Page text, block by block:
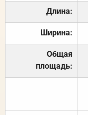
Длина:
Ширина:
Общая
площадь: